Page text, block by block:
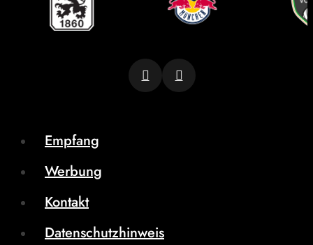
Empfang
Werbung
Kontakt
Datenschutzhinweis